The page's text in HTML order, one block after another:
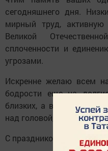
сегодняшнего дня.
мирный труд,
Великой
сплоченности и
угрозами.
Искренне желаю всем
бодрости еще на
близких, а всем
над головой, счастья и
С праздником, с Днём